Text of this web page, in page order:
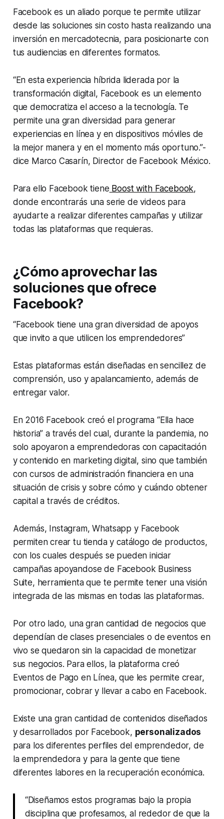
Facebook es un aliado porque te permite utilizar
desde las soluciones sin costo hasta realizando una
inversión en mercadotecnia, para posicionarte con
tus audiencias en diferentes formatos.
“En esta experiencia híbrida liderada por la
transformación digital, Facebook es un elemento
que democratiza el acceso a la tecnología. Te
permite una gran diversidad para generar
experiencias en línea y en dispositivos móviles de
la mejor manera y en el momento más oportuno.”-
dice Marco Casarín, Director de Facebook México.
Para ello Facebook tiene Boost with Facebook,
donde encontrarás una serie de videos para
ayudarte a realizar diferentes campañas y utilizar
todas las plataformas que requieras.
¿Cómo aprovechar las
soluciones que ofrece
Facebook?
“Facebook tiene una gran diversidad de apoyos
que invito a que utilicen los emprendedores”
Estas plataformas están diseñadas en sencillez de
comprensión, uso y apalancamiento, además de
entregar valor.
En 2016 Facebook creó el programa “Ella hace
historia” a través del cual, durante la pandemia, no
solo apoyaron a emprendedoras con capacitación
y contenido en marketing digital, sino que también
con cursos de administración financiera en una
situación de crisis y sobre cómo y cuándo obtener
capital a través de créditos.
Además, Instagram, Whatsapp y Facebook
permiten crear tu tienda y catálogo de productos,
con los cuales después se pueden iniciar
campañas apoyandose de Facebook Business
Suite, herramienta que te permite tener una visión
integrada de las mismas en todas las plataformas.
Por otro lado, una gran cantidad de negocios que
dependían de clases presenciales o de eventos en
vivo se quedaron sin la capacidad de monetizar
sus negocios. Para ellos, la plataforma creó
Eventos de Pago en Línea, que les permite crear,
promocionar, cobrar y llevar a cabo en Facebook.
Existe una gran cantidad de contenidos diseñados
y desarrollados por Facebook, personalizados
para los diferentes perfiles del emprendedor, de
la emprendedora y para la gente que tiene
diferentes labores en la recuperación económica.
“Diseñamos estos programas bajo la propia
disciplina que profesamos, al rededor de que la